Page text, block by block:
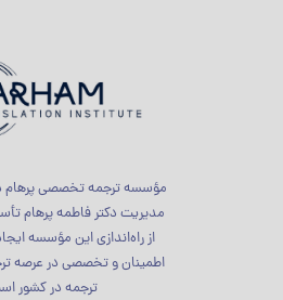
مدیریت دکتر فاطمه
از راه‌اندازی این مؤسسه
اطمینان و تخصصی در عرصه
ترجمه در کشور